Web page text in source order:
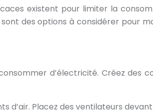
existent pour limiter la
des options à considérer pour
d’électricité. Créez des
Placez des ventilateurs